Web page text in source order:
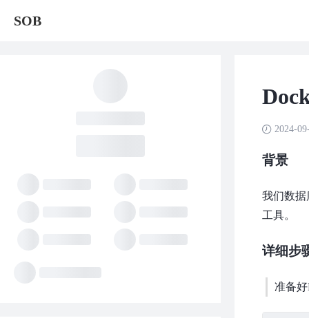
SOB
2024-
背景
我们数据
工具。
详细步
准备